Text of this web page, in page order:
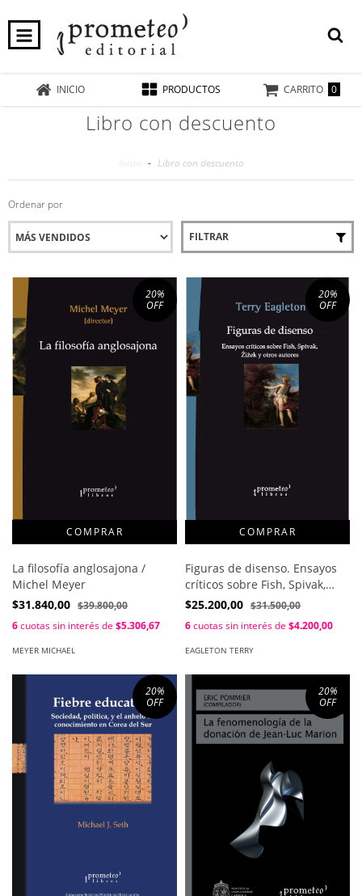
INICIO PRODUCTOS CARRITO 0
Libro con descuento
- Libro con descuento
Ordenar por
FILTRAR
20%
OFF
La filosofía anglosajona /
Michel Meyer
$31.840,00 $39.800,00
6cuotas sin interés de $5.306,67
MEYER MICHAEL
20%
OFF
Figuras de disenso. Ensayos
críticos sobre Fish, Spivak,
Zizek y otros autores / Terry
$25.200,00 $31.500,00
6cuotas sin interés de $4.200,00
EAGLETON TERRY
20%
OFF
20%
OFF